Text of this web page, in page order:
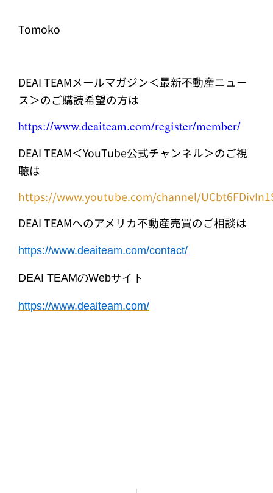
Tomoko
DEAI TEAMメールマガジン＜最新不動産ニュー
ス＞のご購読希望の方は
https://www.deaiteam.com/register/member/
DEAI TEAM＜YouTube公式チャンネル＞のご視
聴は
https://www.youtube.com/channel/
DEAI TEAMへのアメリカ不動産売買のご相談は
https://www.deaiteam.com/contact/
DEAI TEAMのWebサイト
https://www.deaiteam.com/